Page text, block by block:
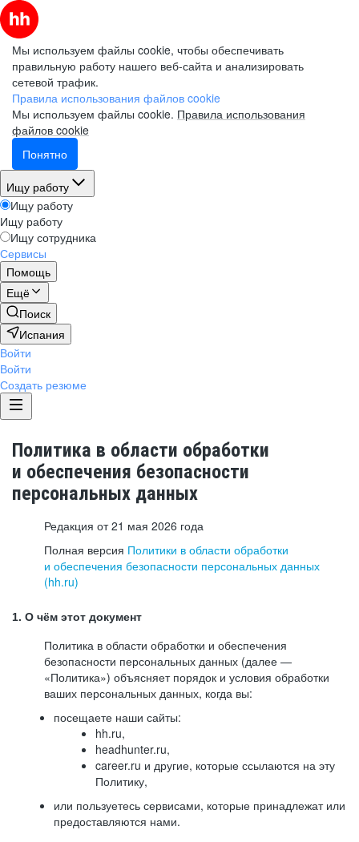
Мы используем файлы cookie, чтобы обеспечивать
правильную работу нашего веб-сайта и анализировать
сетевой трафик.
Правила использования файлов cookie
Мы используем файлы cookie. Правила использования
файлов cookie
Понятно
Ищу работу
Ищу работу
Ищу работу
Ищу сотрудника
Сервисы
Помощь
Ещё
Поиск
Испания
Войти
Войти
Создать резюме
Политика в области обработки
и обеспечения безопасности
персональных данных
Редакция от 21 мая 2026 года
Полная версия Политики в области обработки
и обеспечения безопасности персональных данных
(hh.ru)
1. О чём этот документ
Политика в области обработки и обеспечения
безопасности персональных данных (далее —
«Политика») объясняет порядок и условия обработки
ваших персональных данных, когда вы:
посещаете наши сайты:
hh.ru,
headhunter.ru,
career.ru и другие, которые ссылаются на эту
Политику,
или пользуетесь сервисами, которые принадлежат или
предоставляются нами.